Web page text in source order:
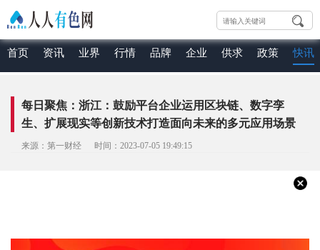
首页 资讯 业界 行情 品牌 企业 供求 政策 快讯
每日聚焦：浙江：鼓励平台企业运用区块链、数字孪
生、扩展现实等创新技术打造面向未来的多元应用场景
来源：第一财经 时间：2023-07-05 19:49:15